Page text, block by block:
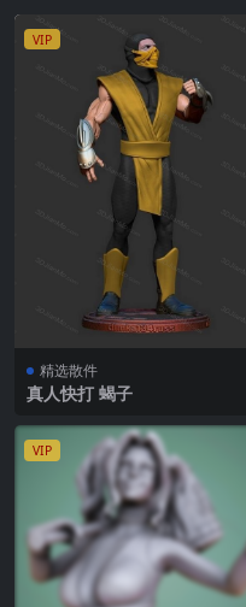
VIP
精选散件
真人快打 蝎子
VIP